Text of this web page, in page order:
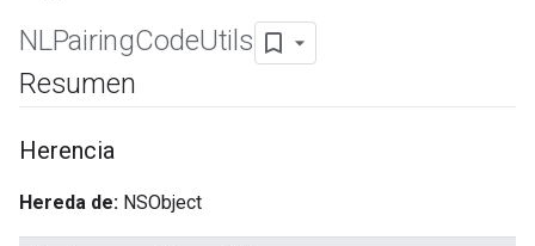
NLPairingCodeUtils
Resumen
Herencia
Hereda de: NSObject